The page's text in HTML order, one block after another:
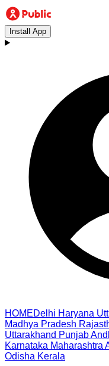
Install App
HOMEDelhi Haryana
Madhya Pradesh
Uttarakhand Punjab
Karnataka Maharashtra
Odisha Kerala